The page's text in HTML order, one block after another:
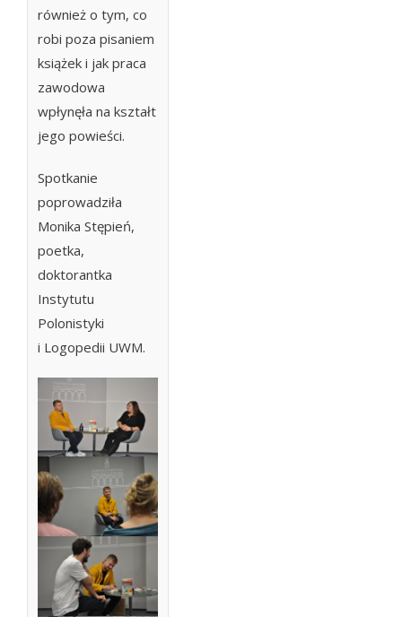
również o tym, co
robi poza pisaniem
książek i jak praca
zawodowa
wpłynęła na kształt
jego powieści.
Spotkanie
poprowadziła
Monika Stępień,
poetka,
doktorantka
Instytutu
Polonistyki
i Logopedii UWM.